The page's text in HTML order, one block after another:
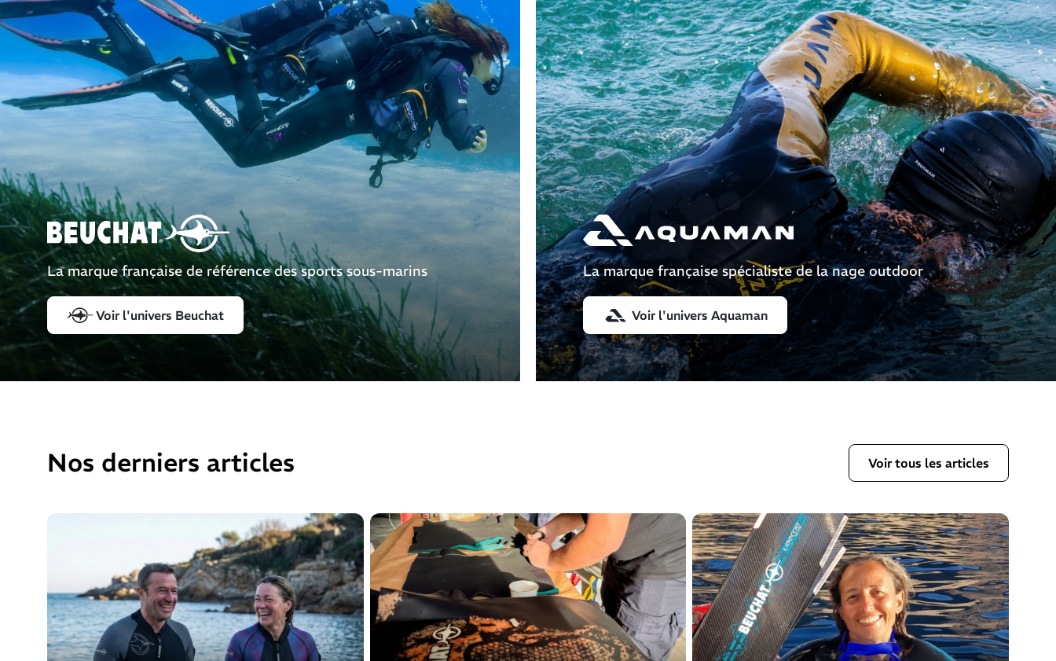
La marque française de référence des sports sous-marins
Voir l'univers Beuchat
La marque française spécialiste de la nage outdoor
Voir l'univers Aquaman
Nos derniers articles Voir tous les articles